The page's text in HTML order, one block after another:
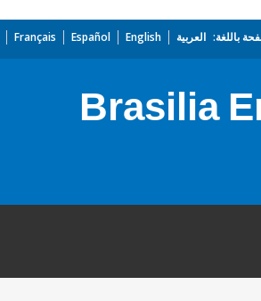
باللغة: العربية English
Español
Français
Brasilia